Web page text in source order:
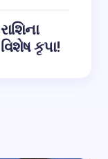
કૃપા!